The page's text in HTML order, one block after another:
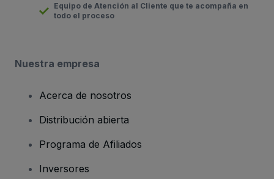
Equipo de Atención al Cliente que te acompaña en
todo el proceso
Nuestra empresa
Acerca de nosotros
Distribución abierta
Programa de Afiliados
Inversores